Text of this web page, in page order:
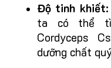
Độ tinh khiết:
ta có thể
Cordyceps
dưỡng chất